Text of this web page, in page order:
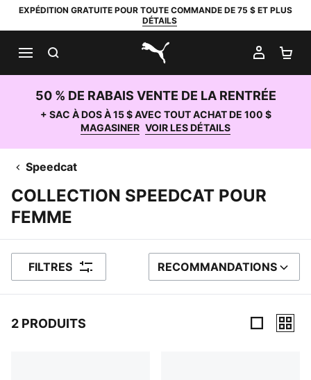
EXPÉDITION GRATUITE POUR TOUTE COMMANDE DE 75 $ ET PLUS
DÉTAILS
PUMA.com
MON
50 % DE RABAIS VENTE DE LA RENTRÉE
+ SAC À DOS À 15 $ AVEC TOUT ACHAT DE 100 $
MAGASINER VOIR LES DÉTAILS
Speedcat
COLLECTION SPEEDCAT POUR
FEMME
FILTRES TRIER PAR
RECOMMANDATIONS
2 PRODUITS